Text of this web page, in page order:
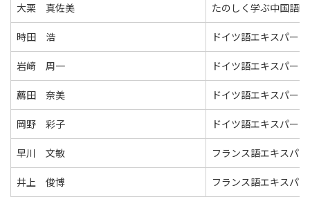
大栗 真佐美 たのしく学ぶ中国語ⅠＡ
時田 浩 ドイツ語エキスパー
岩﨑 周一 ドイツ語エキスパー
薦田 奈美 ドイツ語エキスパー
岡野 彩子 ドイツ語エキスパー
早川 文敏 フランス語エキスパ
井上 俊博 フランス語エキスパ